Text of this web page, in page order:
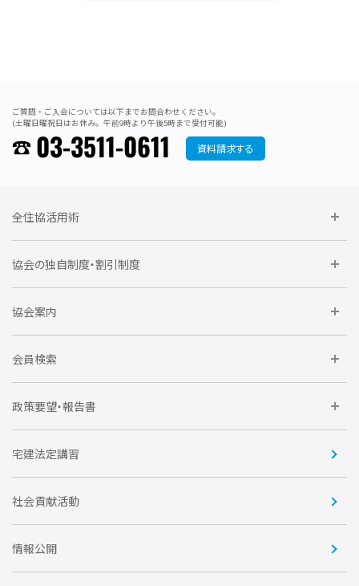
ご質問・ご入会については以下までお問合わせください。
(土曜日曜祝日はお休み。午前9時より午後5時まで受付可能)
03-3511-0611 資料請求する
全住協活用術
委員会に参加しよう
要望活動に参加しよう
協会の独自制度・割引制度
住宅瑕疵担保責任保険割引制度
全住協NET
不動産後見アドバイザー資格講習
会
全住協ビジネスショップ
協会案内
運営組織
トライアル会員制度
会員検索
企業会員
賛助会員
政策要望・報告書
住宅・土地税制改正要望
優良事業表彰
宅建法定講習
社会貢献活動
情報公開